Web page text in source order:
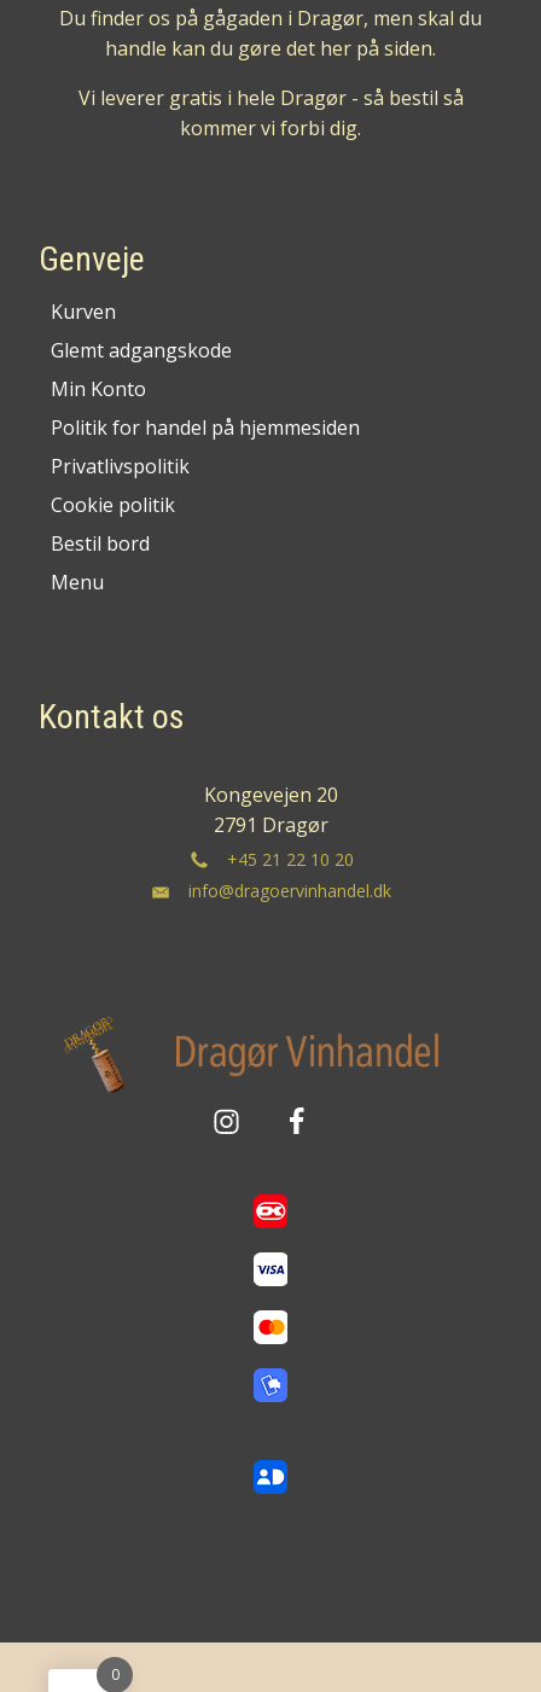
Du finder os på gågaden i Dragør, men skal du
handle kan du gøre det her på siden.
Vi leverer gratis i hele Dragør - så bestil så
kommer vi forbi dig.
Genveje
Kurven
Glemt adgangskode
Min Konto
Politik for handel på hjemmesiden
Privatlivspolitik
Cookie politik
Bestil bord
Menu
Kontakt os
Kongevejen 20
2791 Dragør
+45 21 22 10 20
info@dragoervinhandel.dk
0